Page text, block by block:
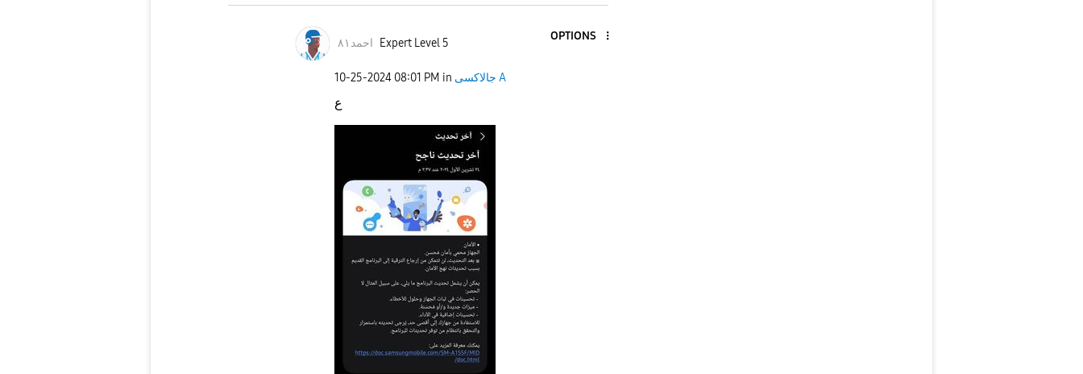
احمد٨١ Expert Level 5
OPTIONS
‎10-25-2024 08:01 PM in جالاكسى A
ع